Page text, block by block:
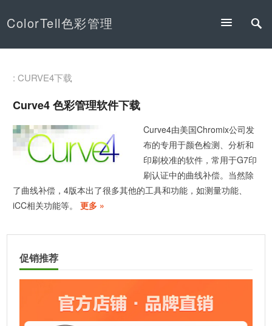
ColorTell色彩管理
: CURVE4下载
Curve4 色彩管理软件下载
Curve4由美国Chromix公司发
布的专用于颜色检测、分析和
印刷校准的软件，常用于G7印
刷认证中的曲线补偿。当然除
了曲线补偿，4版本出了很多其他的工具和功能，如测量功能、
iCC相关功能等。
更多 »
促销推荐